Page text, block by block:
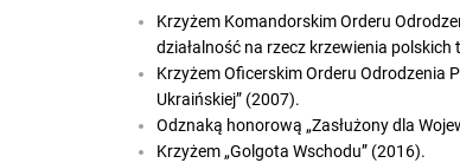
Krzyżem Komandorskim Orderu
działalność na rzecz krzewienia polskich
Krzyżem Oficerskim Orderu Odrodzenia
Ukraińskiej” (2007).
Odznaką honorową „Zasłużony dla
Krzyżem „Golgota Wschodu” (2016).